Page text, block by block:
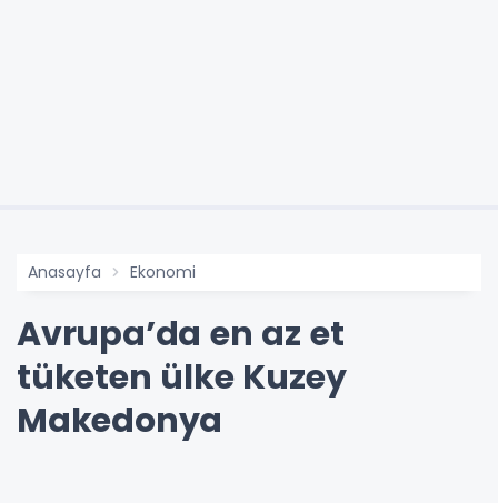
Anasayfa Ekonomi
Avrupa’da en az et
tüketen ülke Kuzey
Makedonya